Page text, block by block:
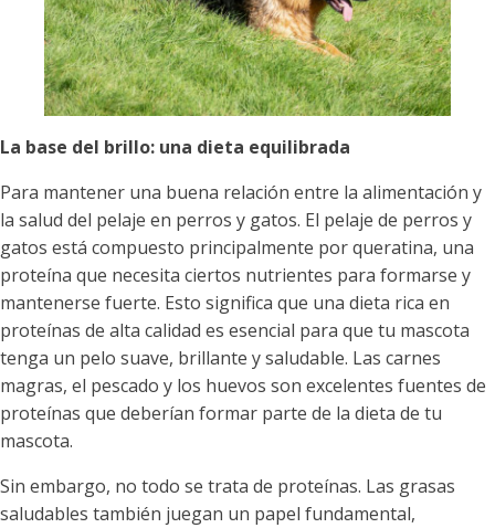
La base del brillo: una dieta equilibrada
Para mantener una buena relación entre la alimentación y
la salud del pelaje en perros y gatos. El pelaje de perros y
gatos está compuesto principalmente por queratina, una
proteína que necesita ciertos nutrientes para formarse y
mantenerse fuerte. Esto significa que una dieta rica en
proteínas de alta calidad es esencial para que tu mascota
tenga un pelo suave, brillante y saludable. Las carnes
magras, el pescado y los huevos son excelentes fuentes de
proteínas que deberían formar parte de la dieta de tu
mascota.
Sin embargo, no todo se trata de proteínas. Las grasas
saludables también juegan un papel fundamental,